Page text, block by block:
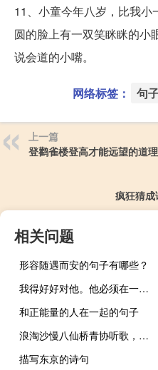
11、小童今年八岁，比我
圆的脸上有一双笑眯眯的小
说会道的小嘴。
网络标签： 句
上一篇
登鹳雀楼登高才能远望的道
疯狂猜
相关问题
形容随遇而安的句子有哪些？
我得好好对他。他必须在一月份阻止一头猪
和正能量的人在一起的句子
浪淘沙慢八仙桥青协听歌，梁宏宇的一系列剧目，有日常生死、仇恨、寻找孤独、拯救孤儿三娘教子
描写东京的诗句